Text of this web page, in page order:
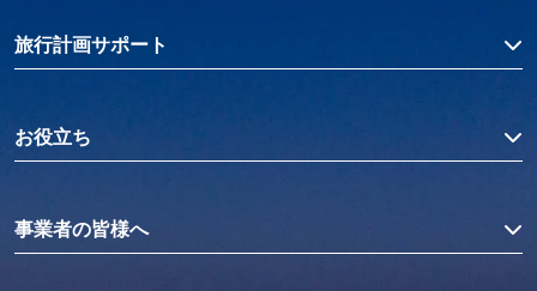
旅行計画サポート
お役立ち
事業者の皆様へ